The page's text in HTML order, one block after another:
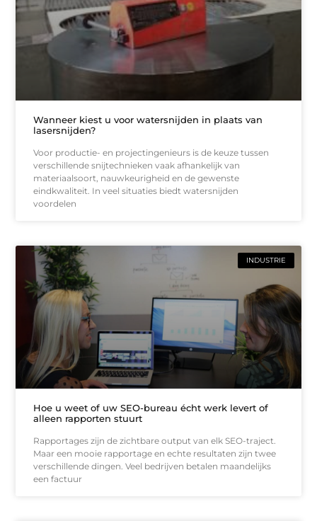
Wanneer kiest u voor watersnijden in plaats van
lasersnijden?
Voor productie- en projectingenieurs is de keuze tussen
verschillende snijtechnieken vaak afhankelijk van
materiaalsoort, nauwkeurigheid en de gewenste
eindkwaliteit. In veel situaties biedt watersnijden
voordelen
INDUSTRIE
Hoe u weet of uw SEO-bureau écht werk levert of
alleen rapporten stuurt
Rapportages zijn de zichtbare output van elk SEO-traject.
Maar een mooie rapportage en echte resultaten zijn twee
verschillende dingen. Veel bedrijven betalen maandelijks
een factuur